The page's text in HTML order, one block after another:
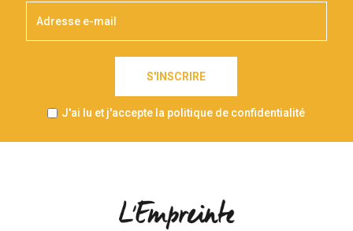
S'INSCRIRE
J'ai lu et j'accepte la politique de confidentialité